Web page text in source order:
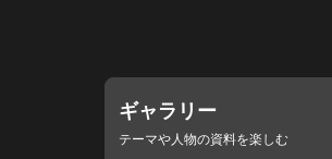
ギャラリー
テーマや人物の資料を楽しむ